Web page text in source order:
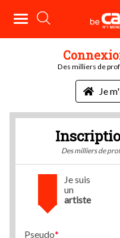
Des milliers de
Je
Des milliers de
Je suis
un
artiste
Pseudo